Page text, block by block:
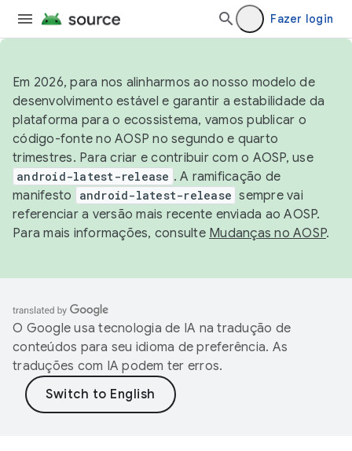
Fazer login
Em 2026, para nos alinharmos ao nosso modelo de
desenvolvimento estável e garantir a estabilidade da
plataforma para o ecossistema, vamos publicar o
código-fonte no AOSP no segundo e quarto
trimestres. Para criar e contribuir com o AOSP, use
android-latest-release . A ramificação de
manifesto
android-latest-release sempre vai
referenciar a versão mais recente enviada ao AOSP.
Para mais informações, consulte Mudanças no AOSP.
O Google usa tecnologia de IA na tradução de
conteúdos para seu idioma de preferência. As
traduções com IA podem ter erros.